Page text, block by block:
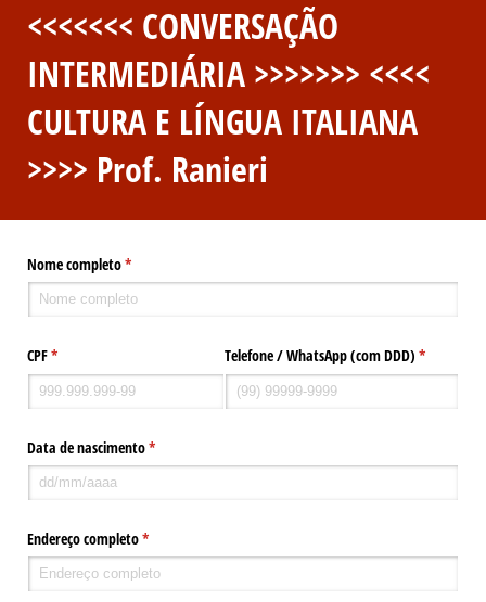
<<<<<<< CONVERSAÇÃO
INTERMEDIÁRIA >>>>>>> <<<<
CULTURA E LÍNGUA ITALIANA
>>>> Prof. Ranieri
Nome completo*
(obrigatório)
CPF*
(obrigatório) Telefone /​ WhatsApp (com DDD) *
Data de nascimento*
(obrigatório)
Endereço completo*
(obrigatório)